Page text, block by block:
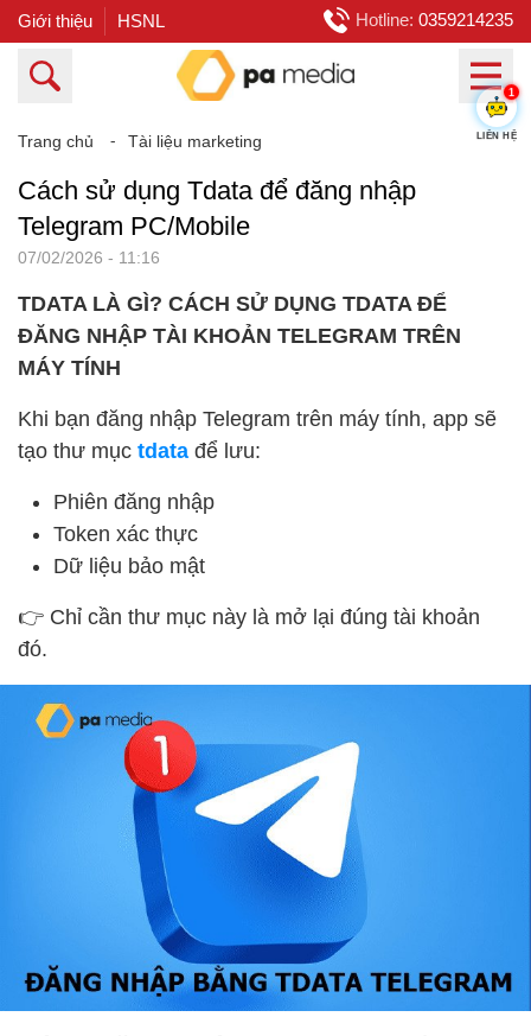
Giới thiệu HSNL Hotline: 0359214235
Trang chủ ⁃ Tài liệu marketing
Cách sử dụng Tdata để đăng nhập
Telegram PC/Mobile
07/02/2026 - 11:16
TDATA LÀ GÌ? CÁCH SỬ DỤNG TDATA ĐỂ
ĐĂNG NHẬP TÀI KHOẢN TELEGRAM TRÊN
MÁY TÍNH
Khi bạn đăng nhập Telegram trên máy tính, app sẽ
tạo thư mục tdata để lưu:
Phiên đăng nhập
Token xác thực
Dữ liệu bảo mật
👉 Chỉ cần thư mục này là mở lại đúng tài khoản
đó.
1
LIÊN HỆ